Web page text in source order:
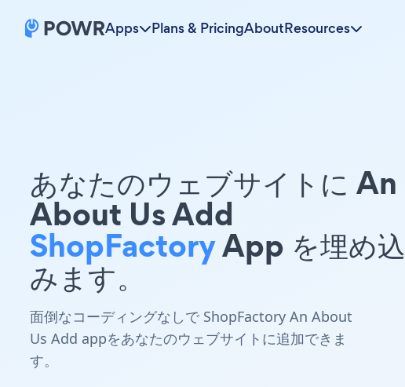
Apps Plans & PricingAboutResources
あなたのウェブサイトに An
About Us Add
ShopFactoryApp を埋め込
みます。
面倒なコーディングなしで ShopFactory An About
Us Add appをあなたのウェブサイトに追加できま
す。